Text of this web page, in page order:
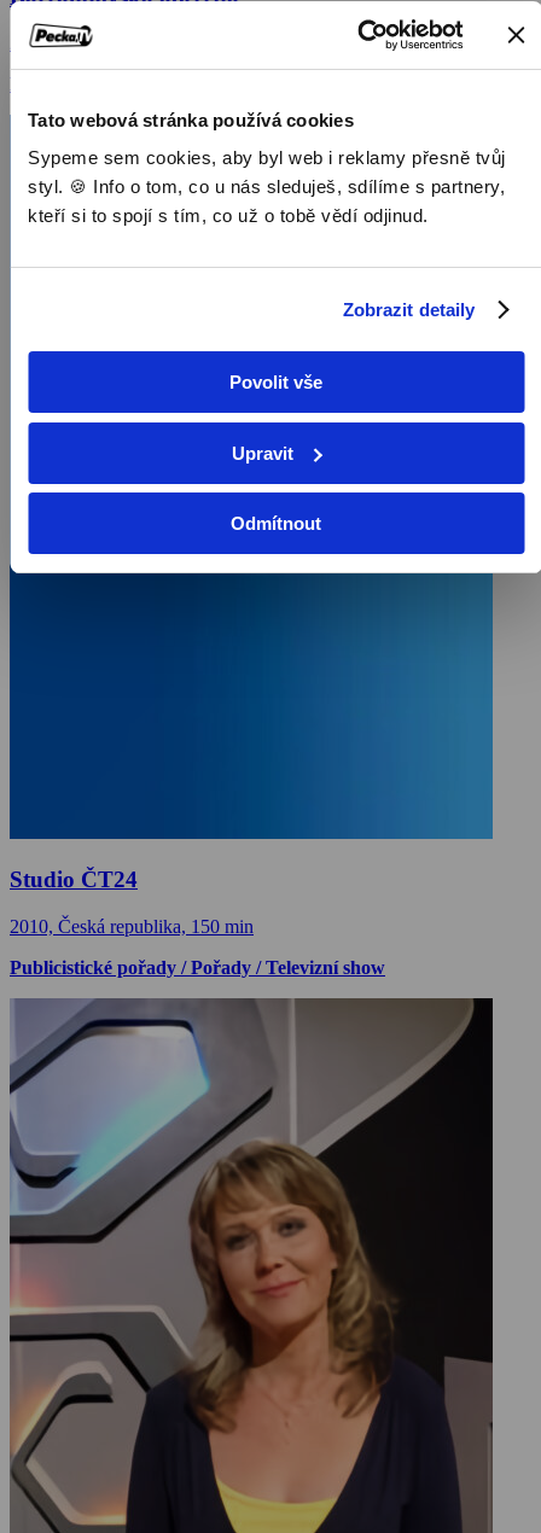
Tato webová stránka používá cookies
Sypeme sem cookies, aby byl web i reklamy přesně tvůj
styl. 🍪 Info o tom, co u nás sleduješ, sdílíme s partnery,
kteří si to spojí s tím, co už o tobě vědí odjinud.
Zobrazit detaily
Povolit vše
Upravit
Odmítnout
2013, Česká republika, 45 min
Pořady / Televizní show
Studio ČT24
2010, Česká republika, 150 min
Publicistické pořady / Pořady / Televizní show